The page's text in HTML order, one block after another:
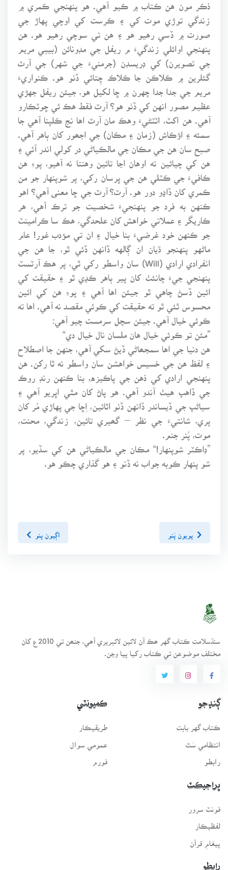
ذڪر مون هن ڪتاب ۾ ڪيو آهي. هو پنهنجي ڪمري ۾
زندگي توڙي موت کي ۽ ڪرست کي اوچي پهاڙ جي
صورت ۾ ڏسي رهيو هو ۽ هن تي سوچي رهيو هو. هن
پنهنجي اوائلي زندگيءَ م ريفل جي مڊونائن (بيبي مريم
جي تصويرن) کي ڊريسڊن (جرمنيءَ جي شهر) جي آرٽ
گئلرين ۾ ڪلاڪن جا ڪلاڪ چِتائي ڏٺو هو. ڪنواريءَ
مريم جي جدا جدا چهرن ۾ ڇا لکيل هو، جيئن ريفل جهڙي
عظيم مصور انهن کي ڏٺو هو؟ آرٽ فقط هڪ ئي ڇوٽڪارو
آهي. هن اکٽ، اٽٽڻيءَ وهڪ مان آرٽ اها نج ڪلپنا آهي جا
سمئه ۽ اؤڪاش (زمان ۽ مڪان) جي اجھور کان ٻاهر آهي.
صبح سان هن جي مڪان جي مالڪياڻي در کولي اندر آئي ۽
هن کي چيائين ته اوهان اڃا تائين وهنتا نه آهيو، پوءِ هن
ڪافيءَ جي ڪٽلي هن جي ڀرسان رکي، پر شوپنهار جو من
ڪمري کان ڏاڍو دور هو. آرٽ؟ آرٽ جي ڇا معنى آهي؟ اهو
ڪنهن به فرد جو پنهنجيءَ شخصيت جو ترڪ آهي، هر
ڪاريگر ۽ عملاتي خواهش کان علحدگي، هڪ سا ڪرامينٽ
جو ڪنهن خود غرضيءَ بنا خيال ۽ ان تي مؤدب غور! عام
ماڻهو پنهنجو ڌيان ان ڳالهه ڏانهن ڏئي ٿو، جا هن جي
انفرادي ارادي (Will) سان واسطو رکي ٿي، پر هڪ آرٽسٽ
پنهنجي جيءَ چانئٺ کان پير ٻاهر ڪڍي ٿو ۽ حقيقت کي
ائين ڏسڻ چاهي ٿو جيئن اها آهي ۽ پوءِ هن کي ائين
محسوس ٿئي ٿو ته حقيقت کي ڪوئي مقصد نه آهي. اها ته
ڪوئي خيال آهي. جيئن سچل سرمست چيو آهي:
”مئن تو ڪوئي خيال هان ملسان نال خيال دي“
هن دنيا جي اها سمجھاڻي ڏيڻ سکي آهي، جنهن جا اصطلاح
۽ لفظ هن جي خسيس خواهشن سان واسطو نه ٿا رکن. هن
پنهنجي ارادي کي ذهن جي پاڪيزه، بنا ڪنهن رنڊ روڪ
جي ڏاهپ هيٺ آندو آهي. هو پاڻ کان مٿي اڀريو آهي ۽
سياڻپ جي ڏيساندر ڏانهن ڏٺو اٿائين، اِڇا جي پهاڙي مُر کان
پري، شانتيءَ جي نظر – گھيري تائين، زندگي، محنت،
موت، پُنر جنم.
”ڊاڪٽر شوپنهار!“ مڪان جي مالڪياڻي هن کي سڏيو، پر
شو پنهار ڪوبه جواب نه ڏنو ۽ هو گذاري چڪو هو.
پويون پَنو اڳيون پنو
سنڌسلامت ڪتاب گهر ھڪ آن لائين لائبريري آھي، جنھن تي 2010ع کان
مختلف موضوعن تي ڪتاب رکيا پيا وڃن.
ڳنڍجو
ڪتاب گهر بابت
انتظامي سَٿ
رابطو
ڪميونٽي
طريقيڪار
عمومي سوال
فورم
پراجيڪٽ
لفظيڪار
پيغامِ قرآن